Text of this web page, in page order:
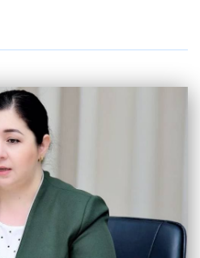
вазифалари бор,
хизмат қилади.